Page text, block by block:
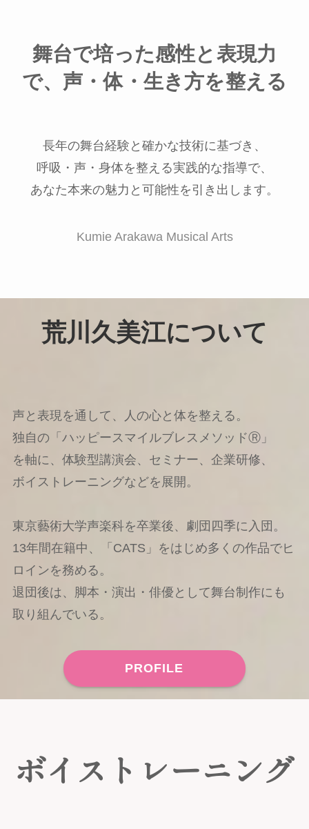
舞台で培った感性と表現力
で、声・体・生き方を整える
長年の舞台経験と確かな技術に基づき、
呼吸・声・身体を整える実践的な指導で、
あなた本来の魅力と可能性を引き出します。
Kumie Arakawa Musical Arts
荒川久美江について
声と表現を通して、人の心と体を整える。
独自の「ハッピースマイルブレスメソッドⓇ」
を軸に、体験型講演会、セミナー、企業研修、
ボイストレーニングなどを展開。
東京藝術大学声楽科を卒業後、劇団四季に入団。
13年間在籍中、「CATS」をはじめ多くの作品でヒ
ロインを務める。
退団後は、脚本・演出・俳優として舞台制作にも
取り組んでいる。
PROFILE
ボイストレーニング